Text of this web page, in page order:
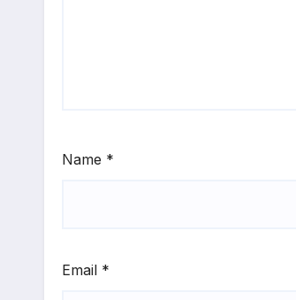
Name *
Email *